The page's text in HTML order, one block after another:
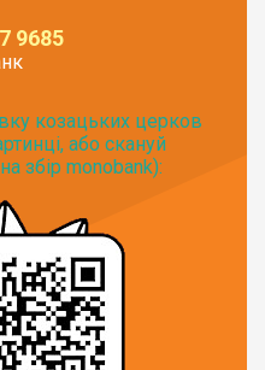
9685
козацьких церков
або скануй
збір monobank):